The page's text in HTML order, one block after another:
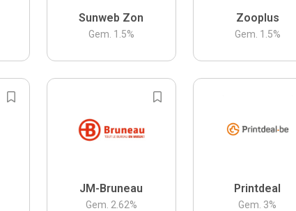
Sunweb Zon
Gem. 1.5%
Zooplus
Gem. 1.5%
JM-Bruneau
Gem. 2.62%
Printdeal
Gem. 3%